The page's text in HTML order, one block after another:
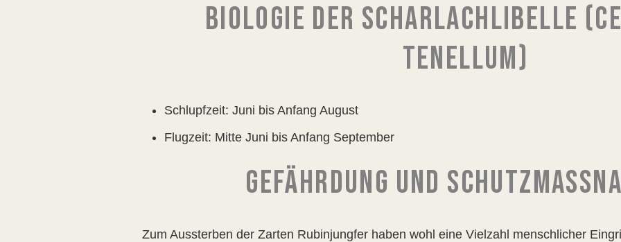
BIOLOGIE DER SCHARLACHLIBELLE
TENELLUM)
Schlupfzeit: Juni bis Anfang August
Flugzeit: Mitte Juni bis Anfang September
GEFÄHRDUNG UND
Zum Aussterben der Zarten Rubinjungfer haben wohl eine Vielzahl menschlicher